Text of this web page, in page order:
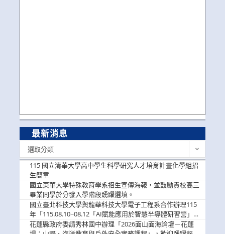
最新消息
選取分類
115 國立清華大學高中學生科學研究人才培育計畫化學組招
生簡章
國立東華大學特殊教育學系招生宣傳海報，並鼓勵貴校高三
畢業同學於分發入學階段踴躍選填。
國立臺北科技大學與龍華科技大學電子工程系合作辦理115
年「115.08.10~08.12「AI賦能應用於智慧半導體研習營」，
歡迎學生踴躍報名參加
花蓮縣政府委請秀林國中辦理「2026面山面海論壇－花蓮